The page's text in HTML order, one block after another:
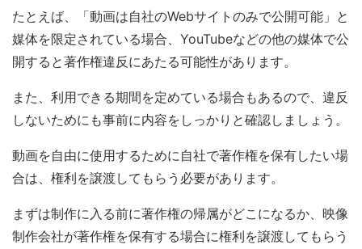
たとえば、「動画は自社のWebサイトのみで公開可能」と
媒体を限定されている場合、YouTubeなどの他の媒体で公
開すると著作権違反にあたる可能性があります。
また、利用できる期間を定めている場合もあるので、違反
しないためにも事前に内容をしっかりと確認しましょう。
動画を自由に使用するために自社で著作権を保有したい場
合は、権利を譲渡してもらう必要があります。
まずは制作に入る前に著作権の帰属がどこになるか、映像
制作会社が著作権を保有する場合に権利を譲渡してもらう